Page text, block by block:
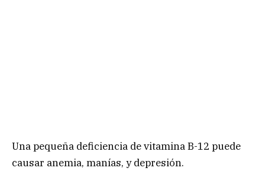
Una pequeña deficiencia de vitamina B-12 puede
causar anemia, manías, y depresión.